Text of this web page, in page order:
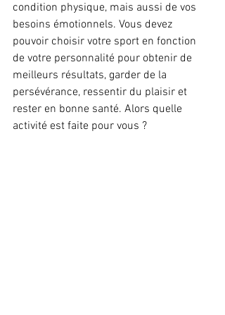
condition physique, mais aussi de vos
besoins émotionnels. Vous devez
pouvoir choisir votre sport en fonction
de votre personnalité pour obtenir de
meilleurs résultats, garder de la
persévérance, ressentir du plaisir et
rester en bonne santé. Alors quelle
activité est faite pour vous ?